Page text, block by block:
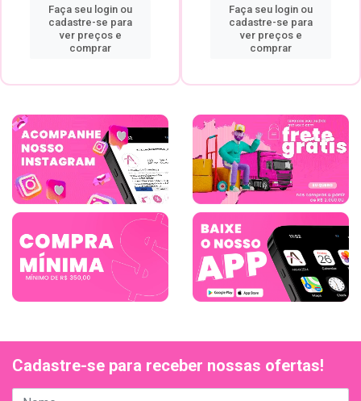
Faça seu login ou
cadastre-se para
ver preços e
comprar
Faça seu login ou
cadastre-se para
ver preços e
comprar
Cadastre-se para receber nossas ofertas!